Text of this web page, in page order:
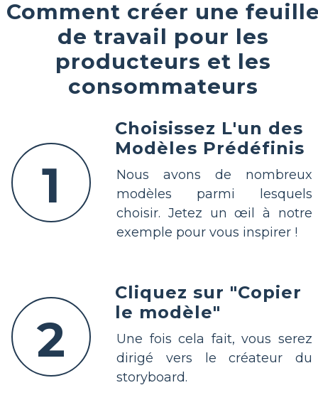
Comment créer une
de travail pour les
producteurs et les
consommateurs
1
Choisissez L'un des
Modèles Prédéfinis
Nous avons de nombreux
modèles parmi lesquels
choisir. Jetez un œil à notre
exemple pour vous inspirer !
2
Cliquez sur "Copier
le modèle"
Une fois cela fait, vous serez
dirigé vers le créateur du
storyboard.